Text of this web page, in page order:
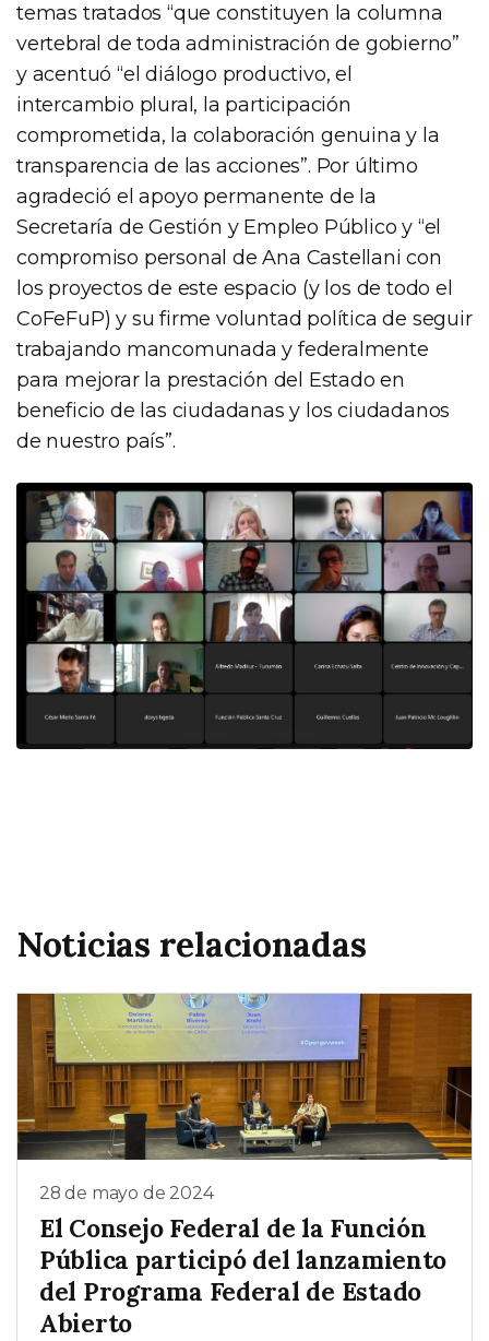
temas tratados “que constituyen la columna
vertebral de toda administración de gobierno”
y acentuó “el diálogo productivo, el
intercambio plural, la participación
comprometida, la colaboración genuina y la
transparencia de las acciones”. Por último
agradeció el apoyo permanente de la
Secretaría de Gestión y Empleo Público y “el
compromiso personal de Ana Castellani con
los proyectos de este espacio (y los de todo el
CoFeFuP) y su firme voluntad política de seguir
trabajando mancomunada y federalmente
para mejorar la prestación del Estado en
beneficio de las ciudadanas y los ciudadanos
de nuestro país”.
Noticias relacionadas
28 de mayo de 2024
El Consejo Federal de la Función
Pública participó del lanzamiento
del Programa Federal de Estado
Abierto